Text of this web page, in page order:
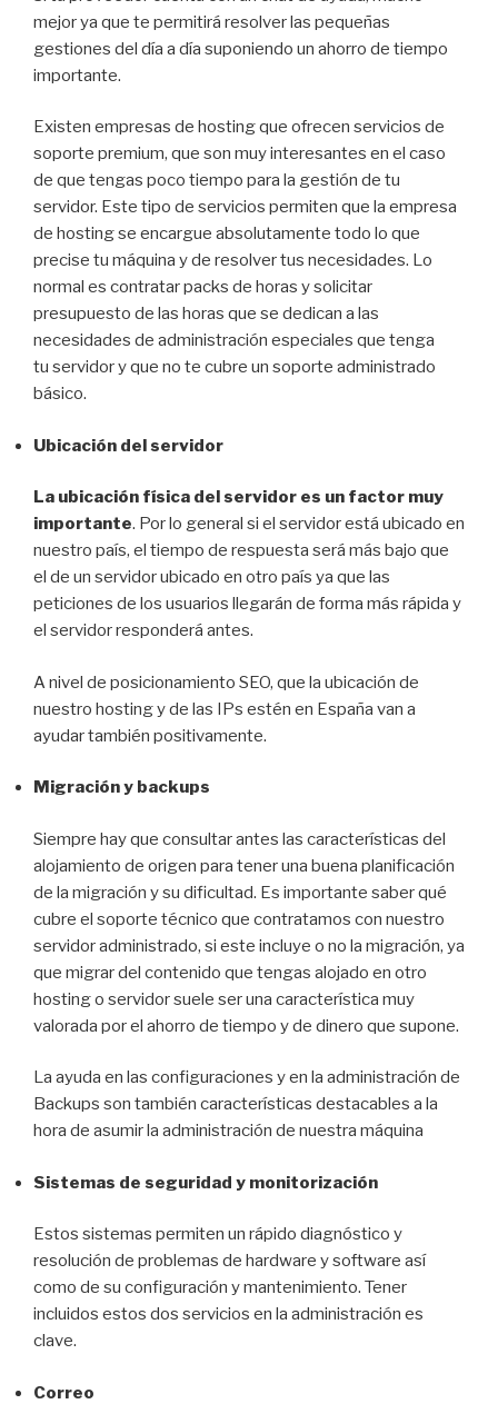
mejor ya que te permitirá resolver las pequeñas
gestiones del día a día suponiendo un ahorro de tiempo
importante.
Existen empresas de hosting que ofrecen servicios de
soporte premium, que son muy interesantes en el caso
de que tengas poco tiempo para la gestión de tu
servidor. Este tipo de servicios permiten que la empresa
de hosting se encargue absolutamente todo lo que
precise tu máquina y de resolver tus necesidades. Lo
normal es contratar packs de horas y solicitar
presupuesto de las horas que se dedican a las
necesidades de administración especiales que tenga
tu servidor y que no te cubre un soporte administrado
básico.
Ubicación del servidor
La ubicación física del servidor es un factor muy
importante. Por lo general si el servidor está ubicado en
nuestro país, el tiempo de respuesta será más bajo que
el de un servidor ubicado en otro país ya que las
peticiones de los usuarios llegarán de forma más rápida y
el servidor responderá antes.
A nivel de posicionamiento SEO, que la ubicación de
nuestro hosting y de las IPs estén en España van a
ayudar también positivamente.
Migración y backups
Siempre hay que consultar antes las características del
alojamiento de origen para tener una buena planificación
de la migración y su dificultad. Es importante saber qué
cubre el soporte técnico que contratamos con nuestro
servidor administrado, si este incluye o no la migración, ya
que migrar del contenido que tengas alojado en otro
hosting o servidor suele ser una característica muy
valorada por el ahorro de tiempo y de dinero que supone.
La ayuda en las configuraciones y en la administración de
Backups son también características destacables a la
hora de asumir la administración de nuestra máquina
Sistemas de seguridad y monitorización
Estos sistemas permiten un rápido diagnóstico y
resolución de problemas de hardware y software así
como de su configuración y mantenimiento. Tener
incluidos estos dos servicios en la administración es
clave.
Correo